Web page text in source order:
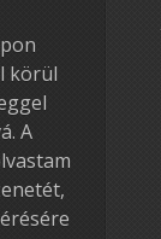
körül
A